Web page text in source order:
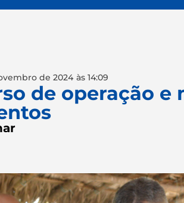
de 2024 às 14:09
de operação e